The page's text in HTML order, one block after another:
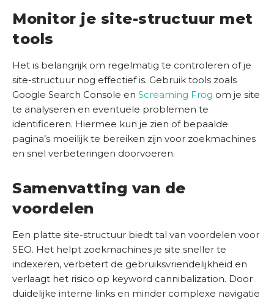
Monitor je site-structuur met
tools
Het is belangrijk om regelmatig te controleren of je
site-structuur nog effectief is. Gebruik tools zoals
Google Search Console en Screaming Frog om je site
te analyseren en eventuele problemen te
identificeren. Hiermee kun je zien of bepaalde
pagina’s moeilijk te bereiken zijn voor zoekmachines
en snel verbeteringen doorvoeren.
Samenvatting van de
voordelen
Een platte site-structuur biedt tal van voordelen voor
SEO. Het helpt zoekmachines je site sneller te
indexeren, verbetert de gebruiksvriendelijkheid en
verlaagt het risico op keyword cannibalization. Door
duidelijke interne links en minder complexe navigatie